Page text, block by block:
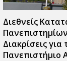
Διεθνείς
Διακρίσεις για
Πανεπιστήμιο